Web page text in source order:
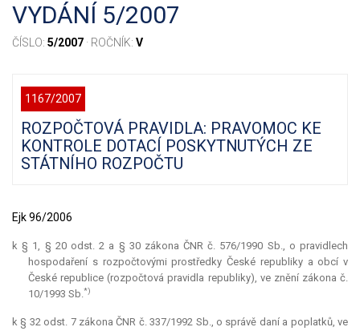
VYDÁNÍ 5/2007
ČÍSLO: 5/2007 · ROČNÍK: V
1167/2007
ROZPOČTOVÁ PRAVIDLA: PRAVOMOC KE
KONTROLE DOTACÍ POSKYTNUTÝCH ZE
STÁTNÍHO ROZPOČTU
Ejk 96/2006
k § 1, § 20 odst. 2 a § 30 zákona ČNR č. 576/1990 Sb., o pravidlech
hospodaření s rozpočtovými prostředky České republiky a obcí v
České republice (rozpočtová pravidla republiky), ve znění zákona č.
10/1993 Sb.*)
k § 32 odst. 7 zákona ČNR č. 337/1992 Sb., o správě daní a poplatků, ve